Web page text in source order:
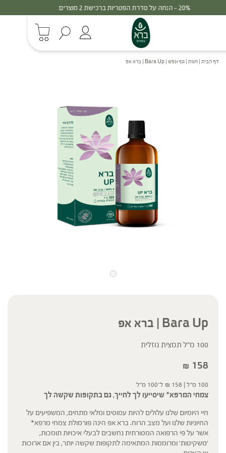
30% - הנחה על סדרת הפטריות ברכישת 3 מוצרים
דף הבית | חנות | גוף ונפש | Bara Up | ברא אפ
Bara Up | ברא אפ
100 מ”ל תמצית נוזלית
₪ 158
100 מ"ל | ₪ 158 ל־100 מ"ל
צמחי המרפא* שיסייעו לך לחייך, גם בתקופות שקשה לך
חיי היומיום שלנו עלולים להיות עמוסים ומלאי מתחים, המשפיעים על
החיוניות שלנו ועל מצב הרוח. ברא אפ הינה פורמולת צמחי מרפא*
אשר על פי הרפואה המסורתית נחשבים לבעלי איכויות תומכות,
'משקיטות' ומרוממות המתאימה לתקופות שקשה יותר, בין אם ארוכות